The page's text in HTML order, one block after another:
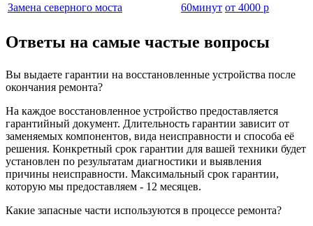
Замена северного моста
60минут от 4000 р
Ответы на самые частые вопросы
Вы выдаете гарантии на восстановленные устройства после
окончания ремонта?
На каждое восстановленное устройство предоставляется
гарантийный документ. Длительность гарантии зависит от
заменяемых компонентов, вида неисправности и способа её
решения. Конкретный срок гарантии для вашей техники будет
установлен по результатам диагностики и выявления
причины неисправности. Максимальный срок гарантии,
которую мы предоставляем - 12 месяцев.
Какие запасные части используются в процессе ремонта?